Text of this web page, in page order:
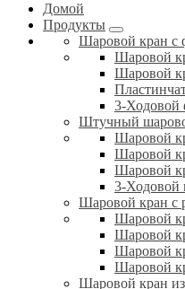
Домой
Продукты
Шаровой кран с
Шаровой
Шаровой
3-Ходовой
Штучный
Шаровой
Шаровой
Шаровой
3-Ходовой
Шаровой кран с
Шаровой
Шаровой
Шаровой
Шаровой
Шаровой кран